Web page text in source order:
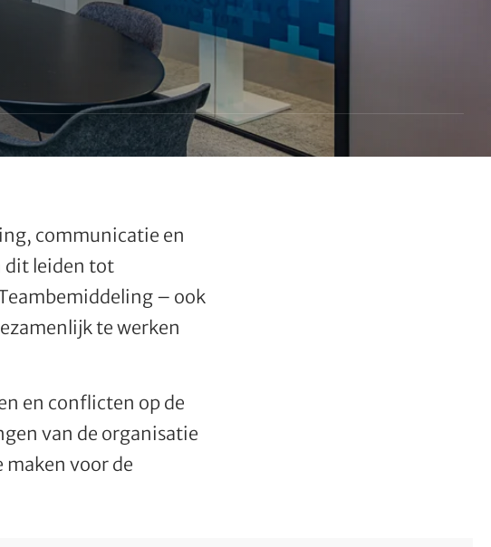
communicatie en
dit leiden tot
– ook
te werken
en conflicten op de
van de organisatie
voor de